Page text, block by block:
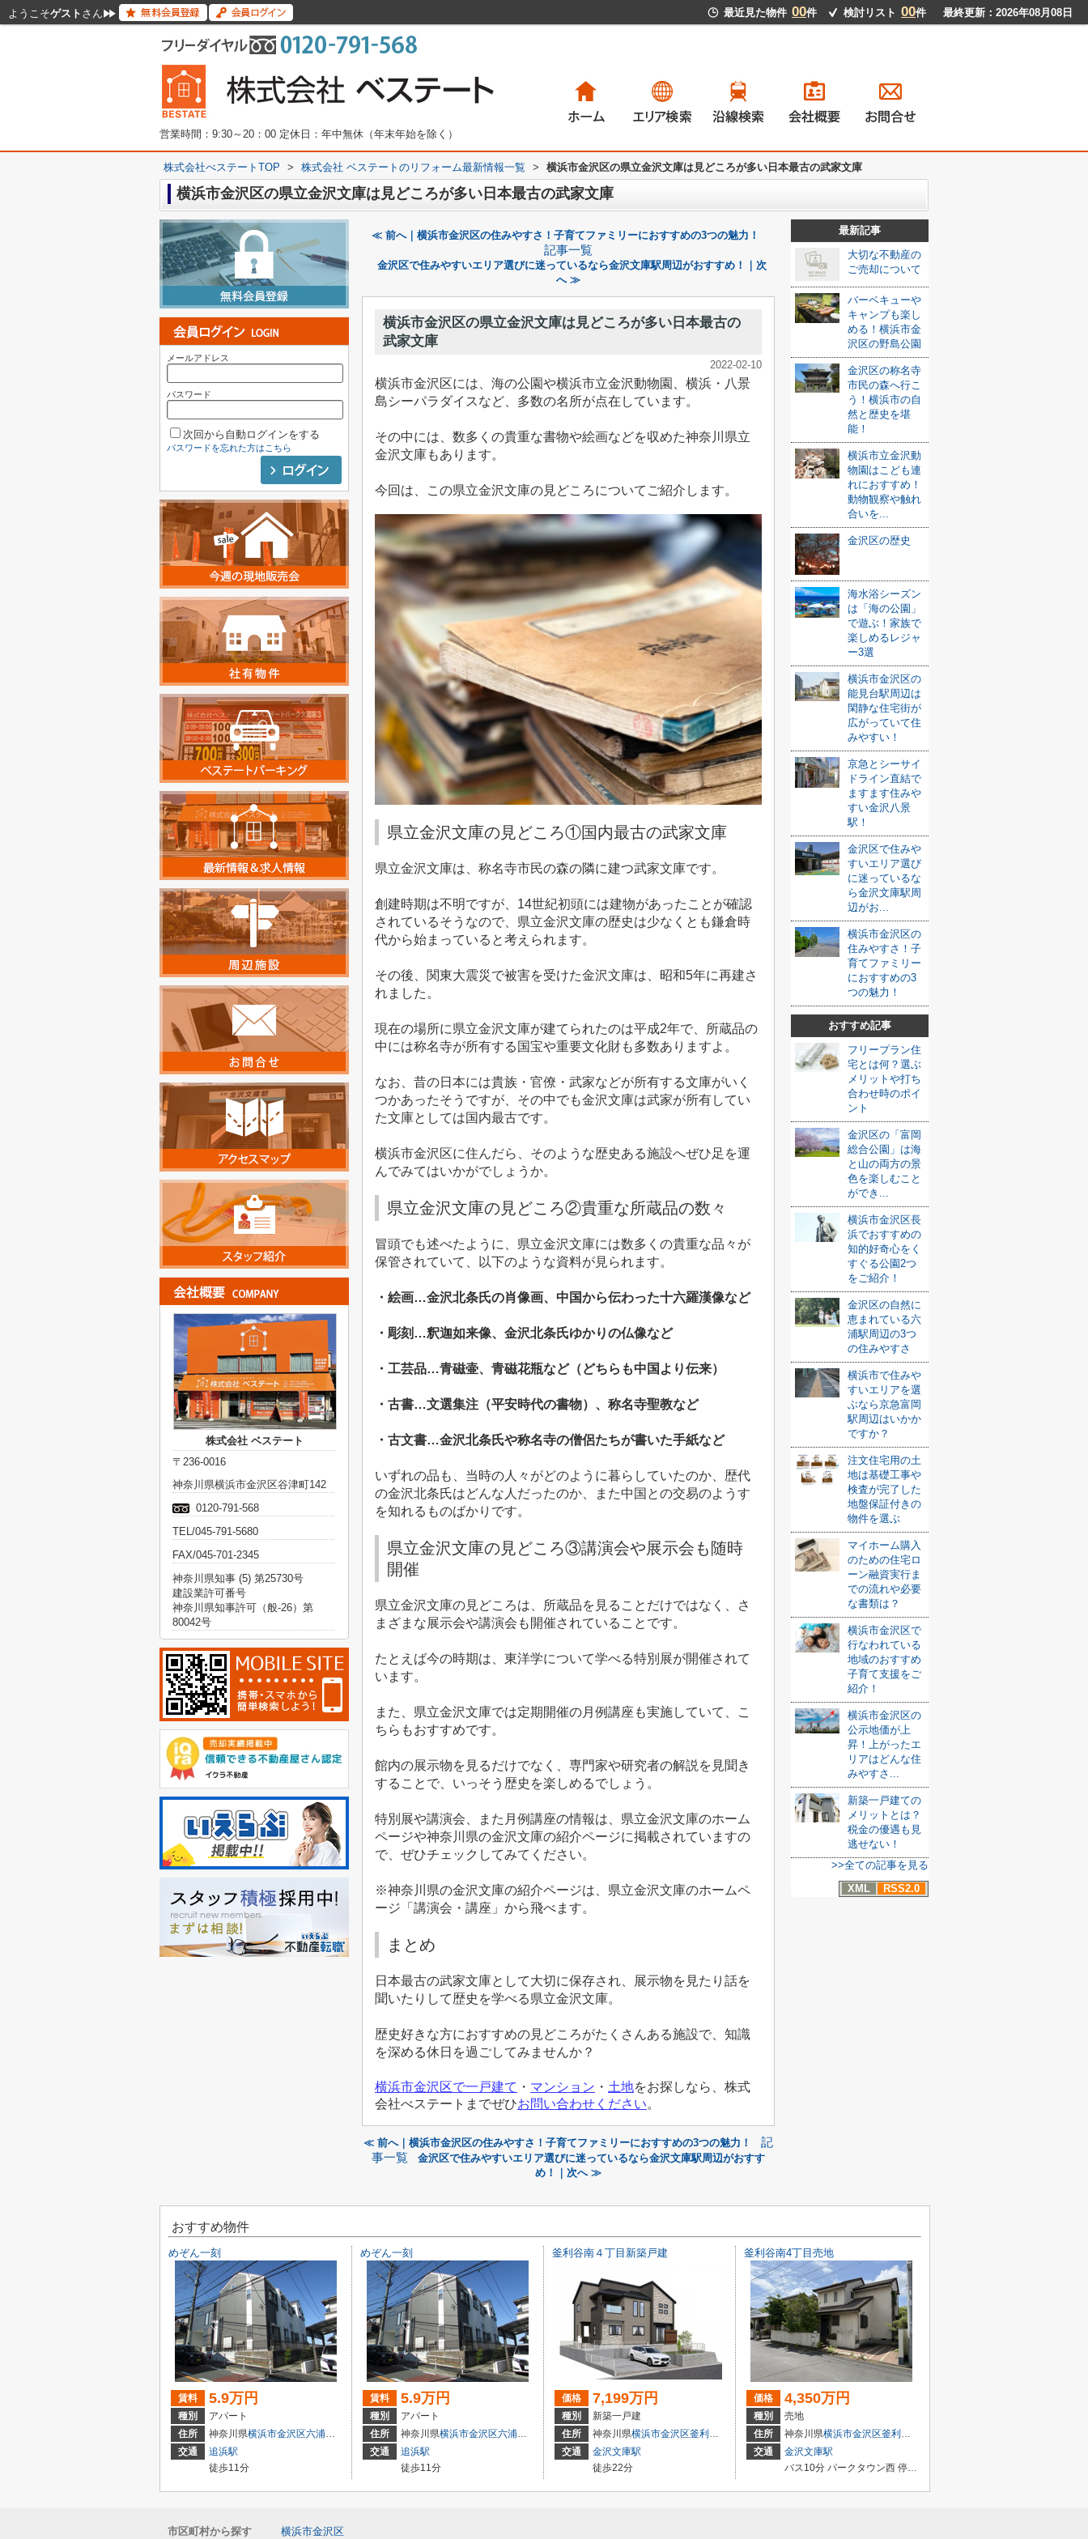
ようこそゲスト さん 最近見た物件 00件 検討リスト 00件 最終更新：2026年08月08日
一戸建て
マンション
土地
賃貸物件 一戸建て
マンション
土地
賃貸物件
営業時間：9:30～20：00 定休日：年中無休（年末年始を除く）
株式会社べステートTOP > 株式会社 ベステートのリフォーム最新情報一覧 > 横浜市金沢区の県立金沢文庫は見どころが多い日本最古の武家文庫
横浜市金沢区の県立金沢文庫は見どころが多い日本最古の武家文庫
≪ 前へ｜横浜市金沢区の住みやすさ！子育てファミリーにおすすめの3つの魅力！
記事一覧
金沢区で住みやすいエリア選びに迷っているなら金沢文庫駅周辺がおすすめ！｜次
へ ≫
横浜市金沢区の県立金沢文庫は見どころが多い日本最古の
武家文庫
2022-02-10
横浜市金沢区には、海の公園や横浜市立金沢動物園、横浜・八景
島シーパラダイスなど、多数の名所が点在しています。
その中には、数多くの貴重な書物や絵画などを収めた神奈川県立
金沢文庫もあります。
今回は、この県立金沢文庫の見どころについてご紹介します。
県立金沢文庫の見どころ①国内最古の武家文庫
県立金沢文庫は、称名寺市民の森の隣に建つ武家文庫です。
創建時期は不明ですが、 14世紀初頭には建物があったことが確認
されているそうなので、県立金沢文庫の歴史は少なくとも鎌倉時
代から始まっていると考えられます。
その後、関東大震災で被害を受けた金沢文庫は、昭和5年に再建さ
れました。
現在の場所に県立金沢文庫が建てられたのは平成2年で、所蔵品の
中には称名寺が所有する国宝や重要文化財も多数ありますよ。
なお、昔の日本には貴族・官僚・武家などが所有する文庫がいく
つかあったそうですが、その中でも金沢文庫は武家が所有してい
た文庫としては国内最古です。
横浜市金沢区に住んだら、そのような歴史ある施設へぜひ足を運
んでみてはいかがでしょうか。
県立金沢文庫の見どころ②貴重な所蔵品の数々
冒頭でも述べたように、県立金沢文庫には数多くの貴重な品々が
保管されていて、以下のような資料が見られます。
・絵画…金沢北条氏の肖像画、中国から伝わった十六羅漢像など
・彫刻…釈迦如来像、金沢北条氏ゆかりの仏像など
・工芸品…青磁壷、青磁花瓶など（どちらも中国より伝来）
・古書…文選集注（平安時代の書物）、称名寺聖教など
・古文書…金沢北条氏や称名寺の僧侶たちが書いた手紙など
いずれの品も、当時の人々がどのように暮らしていたのか、歴代
の金沢北条氏はどんな人だったのか、また中国との交易のようす
を知れるものばかりです。
県立金沢文庫の見どころ③講演会や展示会も随時
開催
県立金沢文庫の見どころは、所蔵品を見ることだけではなく、さ
まざまな展示会や講演会も開催されていることです。
たとえば今の時期は、東洋学について学べる特別展が開催されて
います。
また、県立金沢文庫では定期開催の月例講座も実施していて、こ
ちらもおすすめです。
館内の展示物を見るだけでなく、専門家や研究者の解説を見聞き
することで、いっそう歴史を楽しめるでしょう。
特別展や講演会、また月例講座の情報は、県立金沢文庫のホーム
ページや神奈川県の金沢文庫の紹介ページに掲載されていますの
で、ぜひチェックしてみてください。
※神奈川県の金沢文庫の紹介ページは、県立金沢文庫のホームペ
ージ「講演会・講座」から飛べます。
まとめ
日本最古の武家文庫として大切に保存され、展示物を見たり話を
聞いたりして歴史を学べる県立金沢文庫。
歴史好きな方におすすめの見どころがたくさんある施設で、知識
を深める休日を過ごしてみませんか？
横浜市金沢区で一戸建て ・ マンショ ン ・ 土地をお探しなら、株式
会社べステートまでぜひお問い合わせ ください。
≪ 前へ｜横浜市金沢区の住みやすさ！子育てファミリーにおすすめの3つの魅力！
記
事一覧
金沢区で住みやすいエリア選びに迷っているなら金沢文庫駅周辺がおすす
め！｜次へ ≫
最新記事
大切な不動産の
ご売却について
バーベキューや
キャンプも楽し
める！横浜市金
沢区の野島公園
金沢区の称名寺
市民の森へ行こ
う！横浜市の自
然と歴史を堪
能！
横浜市立金沢動
物園はこども連
れにおすすめ！
動物観察や触れ
合いを...
金沢区の歴史
海水浴シーズン
は「海の公園」
で遊ぶ！家族で
楽しめるレジャ
ー3選
横浜市金沢区の
能見台駅周辺は
閑静な住宅街が
広がっていて住
みやすい！
京急とシーサイ
ドライン直結で
ますます住みや
すい金沢八景
駅！
金沢区で住みや
すいエリア選び
に迷っているな
ら金沢文庫駅周
辺がお...
横浜市金沢区の
住みやすさ！子
育てファミリー
におすすめの3
つの魅力！
おすすめ記事
フリープラン住
宅とは何？選ぶ
メリットや打ち
合わせ時のポイ
ント
金沢区の「富岡
総合公園」は海
と山の両方の景
色を楽しむこと
ができ...
横浜市金沢区長
浜でおすすめの
知的好奇心をく
すぐる公園2つ
をご紹介！
金沢区の自然に
恵まれている六
浦駅周辺の3つ
の住みやすさ
横浜市で住みや
すいエリアを選
ぶなら京急富岡
駅周辺はいかか
ですか？
注文住宅用の土
地は基礎工事や
検査が完了した
地盤保証付きの
物件を選ぶ
マイホーム購入
のための住宅ロ
ーン融資実行ま
での流れや必要
な書類は？
横浜市金沢区で
行なわれている
地域のおすすめ
子育て支援をご
紹介！
横浜市金沢区の
公示地価が上
昇！上がったエ
リアはどんな住
みやすさ...
新築一戸建ての
メリットとは？
税金の優遇も見
逃せない！
>>全ての記事を見る
XML
RSS2.0
メールアドレス
パスワード
次回から自動ログインをする
パスワードを忘れた方はこちら
株式会社 ベステート
〒236-0016
神奈川県横浜市金沢区谷津町142
0120-791-568
TEL/045-791-5680
FAX/045-701-2345
神奈川県知事 (5) 第25730号
建設業許可番号
神奈川県知事許可（般-26）第
80042号
おすすめ物件
めぞん一刻
賃料 5.9万円
種別
アパート
住所
神奈川県横浜市金沢区六浦東
２丁目7-12
交通
追浜駅
徒歩11分
めぞん一刻
賃料 5.9万円
種別
アパート
住所
神奈川県横浜市金沢区六浦東
２丁目7-12
交通
追浜駅
徒歩11分
釜利谷南４丁目新築戸建
価格 7,199万円
種別
新築一戸建
住所
神奈川県横浜市金沢区釜利谷南
４丁目8-5
交通
金沢文庫駅
徒歩22分
釜利谷南4丁目売地
価格 4,350万円
種別
売地
住所
神奈川県横浜市金沢区釜利谷南
交通
金沢文庫駅
バス10分 パークタウン西 停歩3分
市区町村から探す 横浜市金沢区